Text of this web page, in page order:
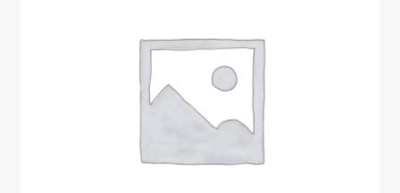
Юридические данные